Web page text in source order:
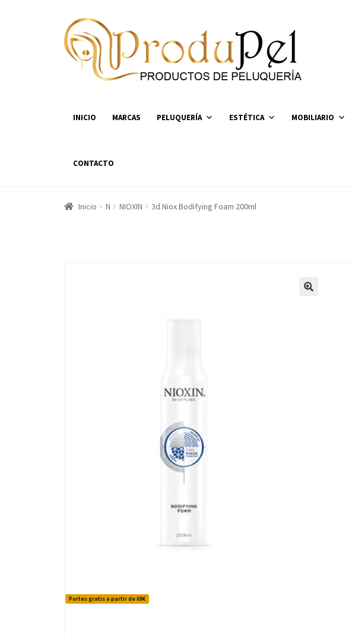
Ir
a
la
navegación
Ir
al
contenido
INICIO MARCAS PELUQUERÍA ESTÉTICA MOBILIARIO
CONTACTO
Inicio N NIOXIN 3d Niox Bodifying Foam 200ml
Portes gratis a partir de 69€